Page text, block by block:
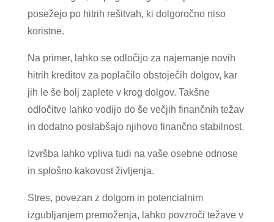
posežejo po hitrih rešitvah, ki dolgoročno niso
koristne.
Na primer, lahko se odločijo za najemanje novih
hitrih kreditov za poplačilo obstoječih dolgov, kar
jih le še bolj zaplete v krog dolgov. Takšne
odločitve lahko vodijo do še večjih finančnih težav
in dodatno poslabšajo njihovo finančno stabilnost.
Izvršba lahko vpliva tudi na vaše osebne odnose
in splošno kakovost življenja.
Stres, povezan z dolgom in potencialnim
izgubljanjem premoženja, lahko povzroči težave v